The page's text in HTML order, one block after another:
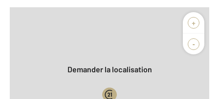
+
-
Biens vendus
Demander la localisation